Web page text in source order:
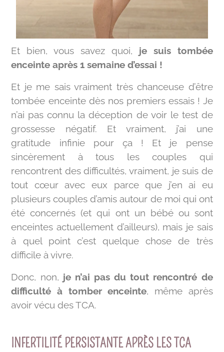
Et bien, vous savez quoi, je suis tombée
enceinte après 1 semaine d’essai !
Et je me sais vraiment très chanceuse d’être
tombée enceinte dès nos premiers essais ! Je
n’ai pas connu la déception de voir le test de
grossesse négatif. Et vraiment, j’ai une
gratitude infinie pour ça ! Et je pense
sincèrement à tous les couples qui
rencontrent des difficultés, vraiment, je suis de
tout cœur avec eux parce que j’en ai eu
plusieurs couples d’amis autour de moi qui ont
été concernés (et qui ont un bébé ou sont
enceintes actuellement d’ailleurs), mais je sais
à quel point c’est quelque chose de très
difficile à vivre.
Donc, non, je n’ai pas du tout rencontré de
difficulté à tomber enceinte, même après
avoir vécu des TCA.
INFERTILITÉ PERSISTANTE APRÈS LES TCA